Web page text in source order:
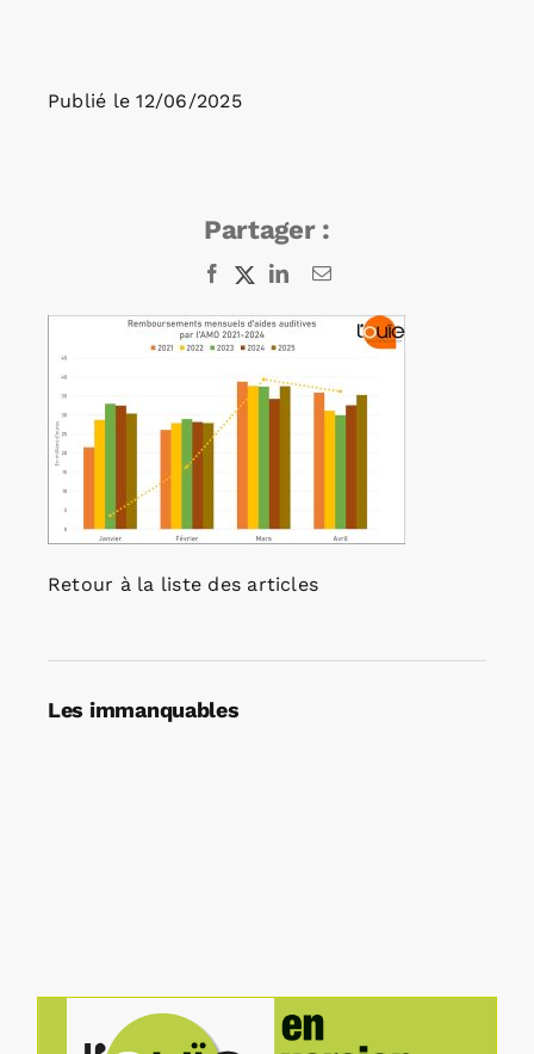
Publié le 12/06/2025
Partager :
Facebook
X LinkedInEmail
Retour à la liste des articles
Les immanquables